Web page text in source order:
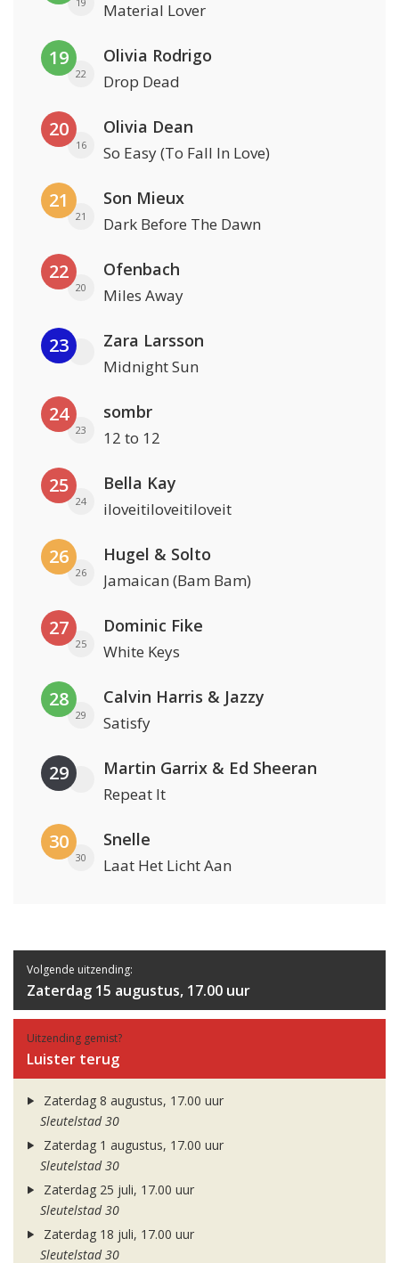
Material Lover
19
22
Olivia Rodrigo
Drop Dead
20
16
Olivia Dean
So Easy (To Fall In Love)
21
21
Son Mieux
Dark Before The Dawn
22
20
Ofenbach
Miles Away
23 Zara Larsson
Midnight Sun
24
23
sombr
12 to 12
25
24
Bella Kay
iloveitiloveitiloveit
26
26
Hugel & Solto
Jamaican (Bam Bam)
27
25
Dominic Fike
White Keys
28
29
Calvin Harris & Jazzy
Satisfy
29 Martin Garrix & Ed Sheeran
Repeat It
30
30
Snelle
Laat Het Licht Aan
Volgende uitzending:
Zaterdag 15 augustus, 17.00 uur
Uitzending gemist?
Luister terug
Zaterdag 8 augustus, 17.00 uur
Sleutelstad 30
Zaterdag 1 augustus, 17.00 uur
Sleutelstad 30
Zaterdag 25 juli, 17.00 uur
Sleutelstad 30
Zaterdag 18 juli, 17.00 uur
Sleutelstad 30